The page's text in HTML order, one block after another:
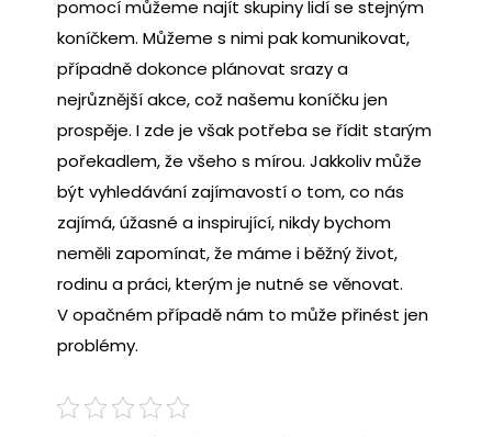
pomocí můžeme najít skupiny lidí se stejným
koníčkem. Můžeme s nimi pak komunikovat,
případně dokonce plánovat srazy a
nejrůznější akce, což našemu koníčku jen
prospěje. I zde je však potřeba se řídit starým
pořekadlem, že všeho s mírou. Jakkoliv může
být vyhledávání zajímavostí o tom, co nás
zajímá, úžasné a inspirující, nikdy bychom
neměli zapomínat, že máme i běžný život,
rodinu a práci, kterým je nutné se věnovat.
V opačném případě nám to může přinést jen
problémy.